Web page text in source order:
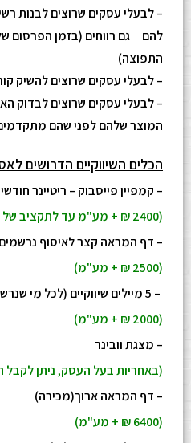
– לבעלי עסקים שרוצים לבנות
להם גם רווחים (בזמן הפרסום
התפוצה)
– לבעלי עסקים שרוצים להשיק
– לבעלי עסקים שרוצים לבדוק
המוצר שלהם לפני שהם
הכלים השיווקיים הדרושים
– קמפיין פייסבוק – ריטיינר
(2400 ₪ + מע"מ עד לתקציב של 10 אלף בחודש)
– דף המראה קצר לאיסוף נרשמים
(2500 ₪ + מע"מ)
– 5 מיילים שיווקיים (לכל מי שנרשם)
(2000 ₪ + מע"מ)
– מצגת וובינר
(באחריות בעל העסק, ניתן לקבל
– דף המראה ארוך(מכירה)
(6400 ₪ + מע"מ)